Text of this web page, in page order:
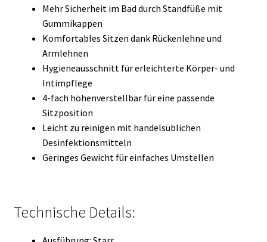
Mehr Sicherheit im Bad durch Standfüße mit
Gummikappen
Komfortables Sitzen dank Rückenlehne und
Armlehnen
Hygieneausschnitt für erleichterte Körper- und
Intimpflege
4-fach höhenverstellbar für eine passende
Sitzposition
Leicht zu reinigen mit handelsüblichen
Desinfektionsmitteln
Geringes Gewicht für einfaches Umstellen
Technische Details: